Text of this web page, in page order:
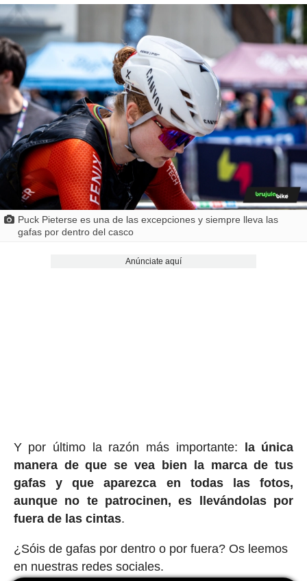
Puck Pieterse es una de las excepciones y siempre lleva las
gafas por dentro del casco
Anúnciate aquí
Y por último la razón más importante: la única
manera de que se vea bien la marca de tus
gafas y que aparezca en todas las fotos,
aunque no te patrocinen, es llevándolas por
fuera de las cintas.
¿Sóis de gafas por dentro o por fuera? Os leemos
en nuestras redes sociales.